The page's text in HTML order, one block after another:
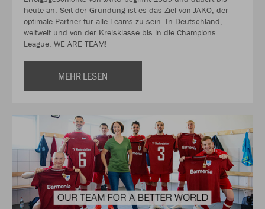
heute an. Seit der Gründung ist es das Ziel von JAKO, der
optimale Partner für alle Teams zu sein. In Deutschland,
weltweit und von der Kreisklasse bis in die Champions
League. WE ARE TEAM!
MEHR LESEN